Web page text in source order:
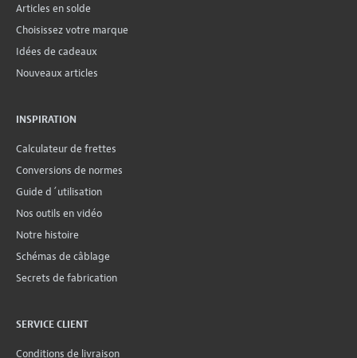
Articles en solde
Choisissez votre marque
Idées de cadeaux
Nouveaux articles
INSPIRATION
Calculateur de frettes
Conversions de normes
Guide d´utilisation
Nos outils en vidéo
Notre histoire
Schémas de câblage
Secrets de fabrication
SERVICE CLIENT
Conditions de livraison